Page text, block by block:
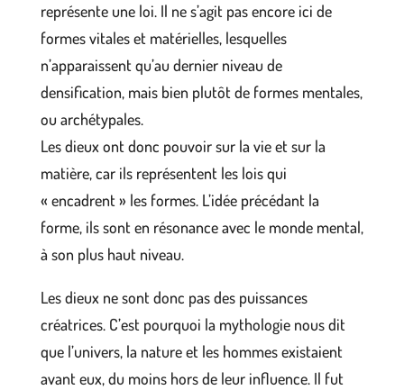
représente une loi. Il ne s’agit pas encore ici de
formes vitales et matérielles, lesquelles
n’apparaissent qu’au dernier niveau de
densification, mais bien plutôt de formes mentales,
ou archétypales.
Les dieux ont donc pouvoir sur la vie et sur la
matière, car ils représentent les lois qui
« encadrent » les formes. L’idée précédant la
forme, ils sont en résonance avec le monde mental,
à son plus haut niveau.
Les dieux ne sont donc pas des puissances
créatrices. C’est pourquoi la mythologie nous dit
que l’univers, la nature et les hommes existaient
avant eux, du moins hors de leur influence. Il fut